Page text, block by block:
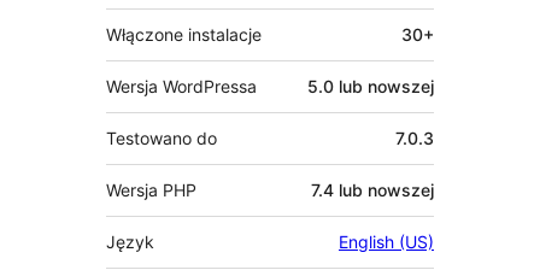
Włączone instalacje 30+
Wersja WordPressa 5.0 lub nowszej
Testowano do 7.0.3
Wersja PHP 7.4 lub nowszej
Język English (US)